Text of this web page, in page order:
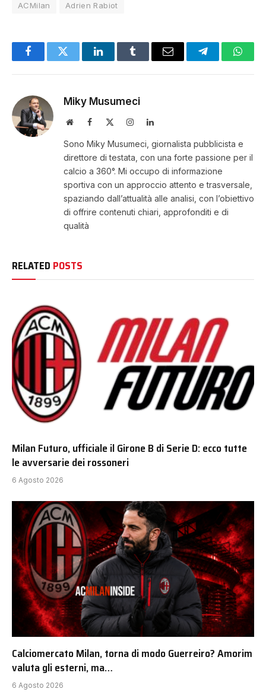
ACMilan Adrien Rabiot
FacebookTwitter LinkedInTumblr Email Telegram
Miky Musumeci
WebsiteFacebook InstagramLinkedIn
Sono Miky Musumeci, giornalista pubblicista e
direttore di testata, con una forte passione per il
calcio a 360°. Mi occupo di informazione
sportiva con un approccio attento e trasversale,
spaziando dall’attualità alle analisi, con l’obiettivo
di offrire contenuti chiari, approfonditi e di
qualità
RELATED POSTS
Milan Futuro, ufficiale il Girone B di Serie D: ecco tutte
le avversarie dei rossoneri
6 Agosto 2026
Calciomercato Milan, torna di modo Guerreiro? Amorim
valuta gli esterni, ma…
6 Agosto 2026